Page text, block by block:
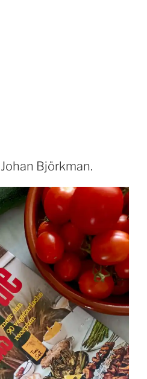
Björkman.